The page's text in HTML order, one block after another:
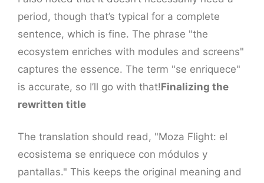
period, though that’s typical for a complete
sentence, which is fine. The phrase "the
ecosystem enriches with modules and screens"
captures the essence. The term "se enriquece"
is accurate, so I’ll go with that!Finalizing the
rewritten title
The translation should read, "Moza Flight: el
ecosistema se enriquece con módulos y
pantallas." This keeps the original meaning and